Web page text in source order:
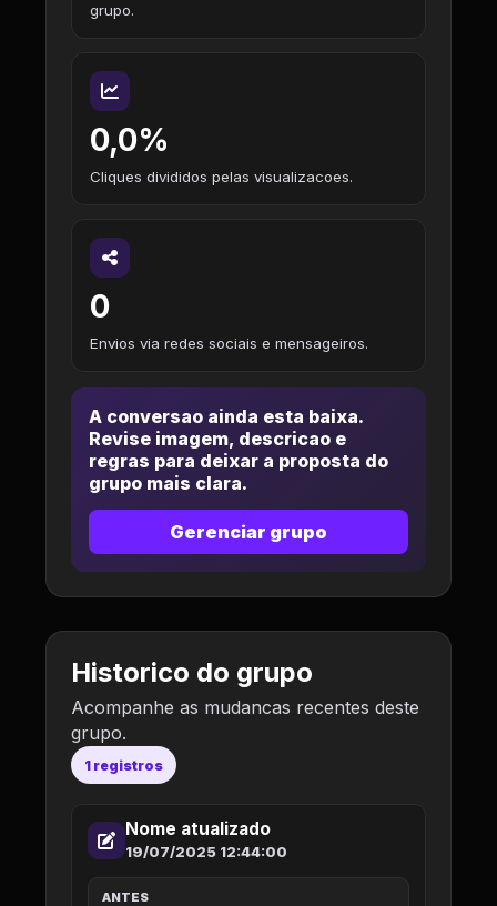
grupo.
0,0%
Cliques divididos pelas visualizacoes.
0
Envios via redes sociais e mensageiros.
A conversao ainda esta baixa.
Revise imagem, descricao e
regras para deixar a proposta do
grupo mais clara.
Gerenciar grupo
Historico do grupo
Acompanhe as mudancas recentes deste
grupo.
1 registros
Nome atualizado
19/07/2025 12:44:00
ANTES